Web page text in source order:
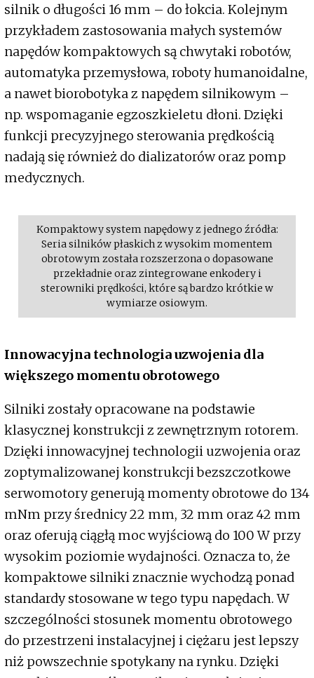
silnik o długości 16 mm – do łokcia. Kolejnym
przykładem zastosowania małych systemów
napędów kompaktowych są chwytaki robotów,
automatyka przemysłowa, roboty humanoidalne,
a nawet biorobotyka z napędem silnikowym –
np. wspomaganie egzoszkieletu dłoni. Dzięki
funkcji precyzyjnego sterowania prędkością
nadają się również do dializatorów oraz pomp
medycznych.
Kompaktowy system napędowy z jednego źródła:
Seria silników płaskich z wysokim momentem
obrotowym została rozszerzona o dopasowane
przekładnie oraz zintegrowane enkodery i
sterowniki prędkości, które są bardzo krótkie w
wymiarze osiowym.
Innowacyjna technologia uzwojenia dla
większego momentu obrotowego
Silniki zostały opracowane na podstawie
klasycznej konstrukcji z zewnętrznym rotorem.
Dzięki innowacyjnej technologii uzwojenia oraz
zoptymalizowanej konstrukcji bezszczotkowe
serwomotory generują momenty obrotowe do 134
mNm przy średnicy 22 mm, 32 mm oraz 42 mm
oraz oferują ciągłą moc wyjściową do 100 W przy
wysokim poziomie wydajności. Oznacza to, że
kompaktowe silniki znacznie wychodzą ponad
standardy stosowane w tego typu napędach. W
szczególności stosunek momentu obrotowego
do przestrzeni instalacyjnej i ciężaru jest lepszy
niż powszechnie spotykany na rynku. Dzięki